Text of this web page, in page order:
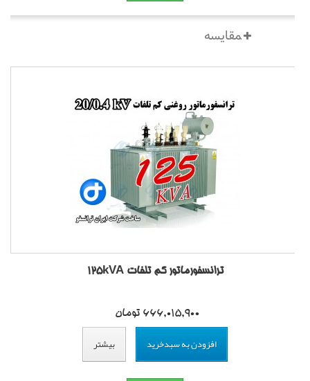
ترانسفورماتور کم تلفات 125kVA
666,015,900 تومان
افزودن به سبدخرید بیشتر